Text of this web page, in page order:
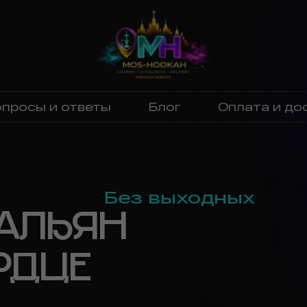
и ответы Блог Оплата и
Без выходных